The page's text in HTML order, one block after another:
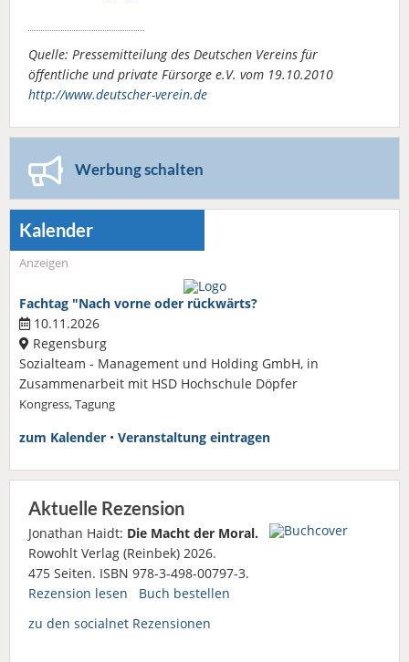
Quelle: Pressemitteilung des Deutschen Vereins für
öffentliche und private Fürsorge e.V. vom 19.10.2010
http://www.deutscher-verein.de
Werbung schalten
Kalender
Anzeigen
Fachtag "Nach vorne oder rückwärts?
10.11.2026
Regensburg
Sozialteam - Management und Holding GmbH, in
Zusammenarbeit mit HSD Hochschule Döpfer
Kongress, Tagung
zum Kalender • Veranstaltung eintragen
Aktuelle Rezension
Jonathan Haidt: Die Macht der Moral.
Rowohlt Verlag (Reinbek) 2026.
475 Seiten. ISBN 978-3-498-00797-3.
Rezension lesen
Buch bestellen
zu den socialnet Rezensionen